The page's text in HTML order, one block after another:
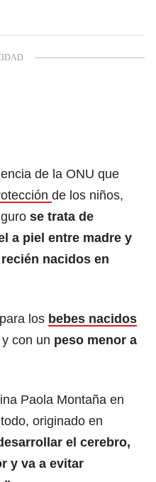
de la ONU que
de los niños,
se trata de
a piel entre madre y
nacidos en
los bebes nacidos
y con un peso menor a
Paola Montaña en
originado en
el cerebro,
y va a evitar